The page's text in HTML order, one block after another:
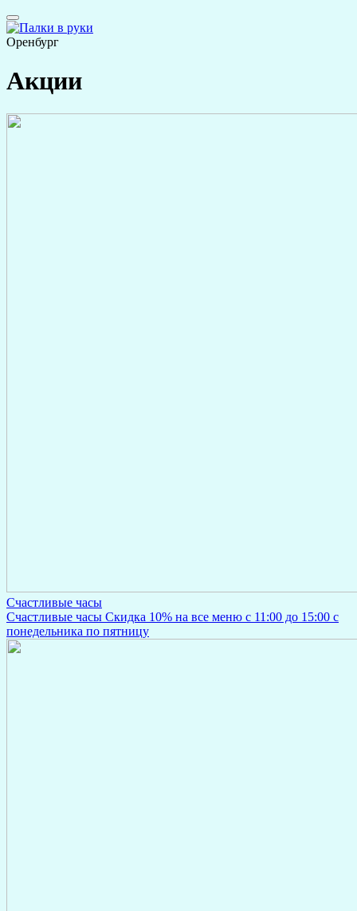
Оренбург
Акции
Счастливые часы
Счастливые часы Скидка 10% на все меню с 11:00 до 15:00 с
понедельника по пятницу